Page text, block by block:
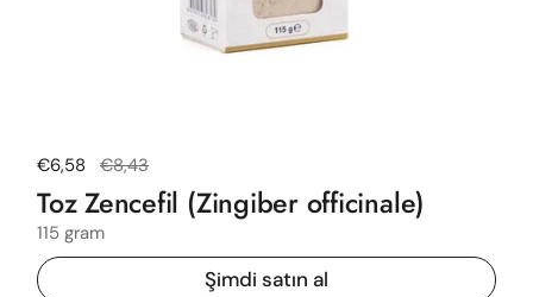
Normal fiyat
€6,58 Satış fiyatı
€8,43
Toz Zencefil (Zingiber officinale)
115 gram
Şimdi satın al